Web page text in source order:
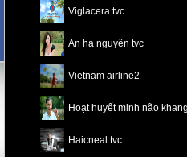
Viglacera tvc
An hạ nguyên tvc
Vietnam airline2
Hoạt huyết minh não
Haicneal tvc